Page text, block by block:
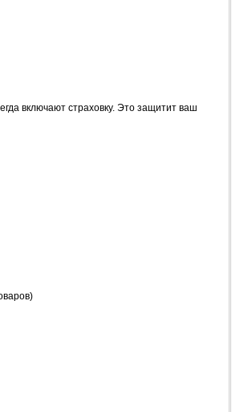
включают страховку. Это защитит ваш